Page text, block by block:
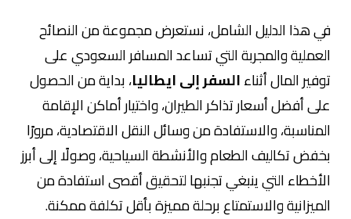
في هذا الدليل الشامل، نستعرض مجموعة من النصائح
العملية والمجربة التي تساعد المسافر السعودي على
توفير المال أثناءالسفر إلى ايطاليا، بداية من الحصول
على أفضل أسعار تذاكر الطيران، واختيار أماكن الإقامة
المناسبة، والاستفادة من وسائل النقل الاقتصادية، مرورًا
بخفض تكاليف الطعام والأنشطة السياحية، وصولًا إلى أبرز
الأخطاء التي ينبغي تجنبها لتحقيق أقصى استفادة من
الميزانية والاستمتاع برحلة مميزة بأقل تكلفة ممكنة.